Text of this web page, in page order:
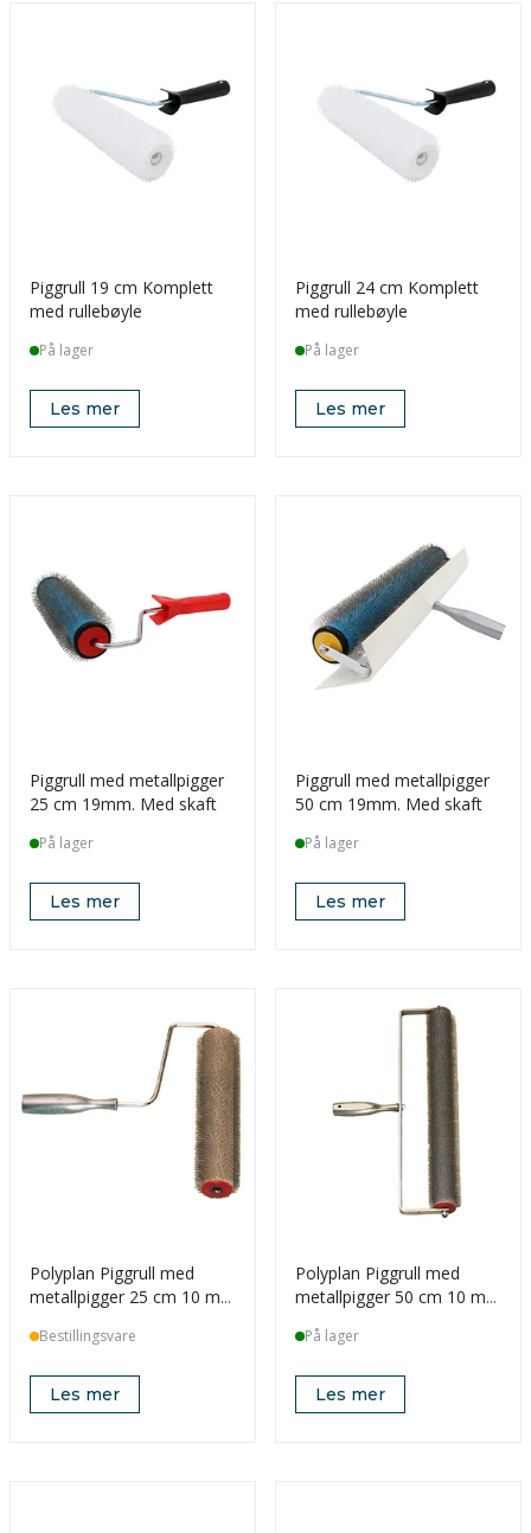
Piggrull 19 cm Komplett
med rullebøyle
På lager
Les mer
Piggrull 24 cm Komplett
med rullebøyle
På lager
Les mer
Piggrull med metallpigger
25 cm 19mm. Med skaft
På lager
Les mer
Piggrull med metallpigger
50 cm 19mm. Med skaft
På lager
Les mer
Polyplan Piggrull med
metallpigger 25 cm 10 mm
Bestillingsvare
Les mer
Polyplan Piggrull med
metallpigger 50 cm 10 mm
På lager
Les mer